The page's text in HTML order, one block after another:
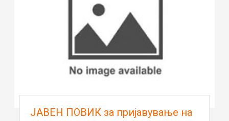
ЈАВЕН ПОВИК за пријавување на